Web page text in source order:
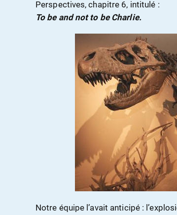
Perspectives, chapitre 6, intitulé :
To be and not to be Charlie.
Notre équipe l’avait anticipé :